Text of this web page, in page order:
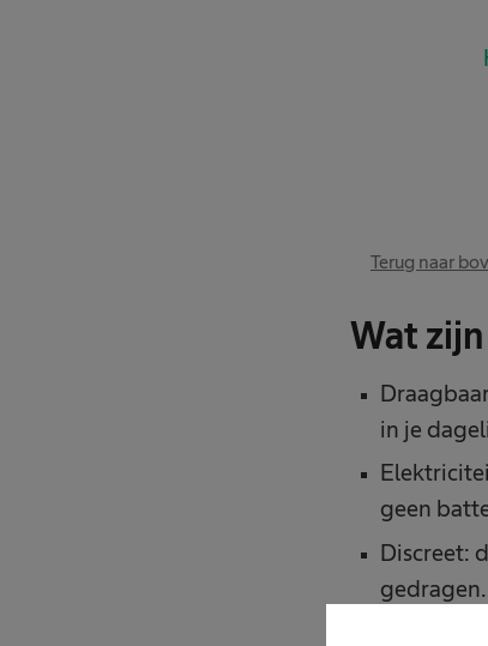
Terug naar
Wat
in je
geen
Discreet:
gedragen.